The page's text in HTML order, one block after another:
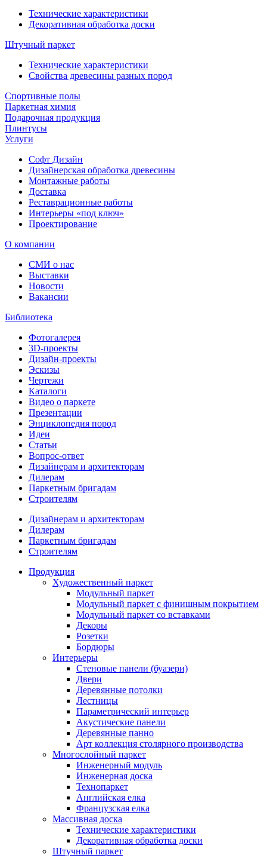
Технические характеристики
Декоративная обработка доски
Штучный паркет
Технические характеристики
Свойства древесины разных пород
Спортивные полы
Паркетная химия
Подарочная продукция
Плинтусы
Услуги
Софт Дизайн
Дизайнерская обработка древесины
Монтажные работы
Доставка
Реставрационные работы
Интерьеры «под ключ»
Проектирование
О компании
СМИ о нас
Выставки
Новости
Вакансии
Библиотека
Фотогалерея
3D-проекты
Дизайн-проекты
Эскизы
Чертежи
Каталоги
Видео о паркете
Презентации
Энциклопедия пород
Идеи
Статьи
Вопрос-ответ
Дизайнерам и архитекторам
Дилерам
Паркетным бригадам
Строителям
Дизайнерам и архитекторам
Дилерам
Паркетным бригадам
Строителям
Продукция
Художественный паркет
Модульный паркет
Модульный паркет с финишным покрытием
Модульный паркет со вставками
Декоры
Розетки
Бордюры
Интерьеры
Стеновые панели (буазери)
Двери
Деревянные потолки
Лестницы
Параметрический интерьер
Акустические панели
Деревянные панно
Арт коллекция столярного производства
Многослойный паркет
Инженерный модуль
Инженерная доска
Технопаркет
Английская елка
Французская елка
Массивная доска
Технические характеристики
Декоративная обработка доски
Штучный паркет